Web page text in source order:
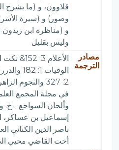
قلاوون، و (ما يشرح
وصور) و (سيرة
و (مناظرة ابن
وليس بقليل
مصادر
الترجمة
وألحان السواجع - خ.
إسماعيل بن عساكر،
ناصر الدين الكناني
أخت القاضي محيي